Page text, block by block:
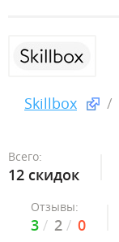
Skillbox
Всего:
12 скидок
Отзывы:
3 2 0